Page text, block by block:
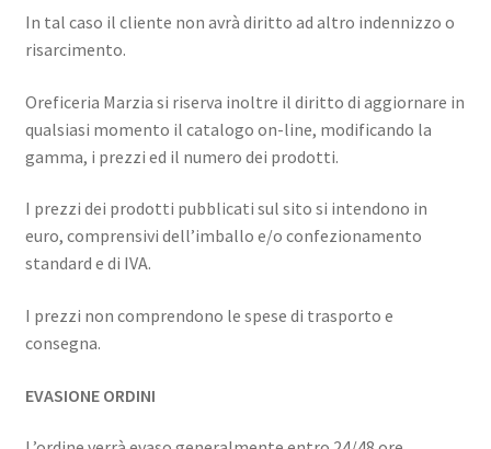
In tal caso il cliente non avrà diritto ad altro indennizzo o
risarcimento.
Oreficeria Marzia si riserva inoltre il diritto di aggiornare in
qualsiasi momento il catalogo on-line, modificando la
gamma, i prezzi ed il numero dei prodotti.
I prezzi dei prodotti pubblicati sul sito si intendono in
euro, comprensivi dell’imballo e/o confezionamento
standard e di IVA.
I prezzi non comprendono le spese di trasporto e
consegna.
EVASIONE ORDINI